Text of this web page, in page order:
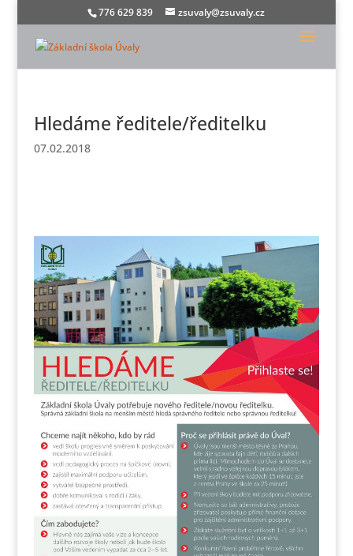
776 629 839 zsuvaly@zsuvaly.cz
Hledáme ředitele/ředitelku
07.02.2018